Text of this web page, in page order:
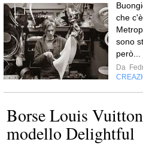
che
sono
però...
Da
Borse Louis
modello Delightful